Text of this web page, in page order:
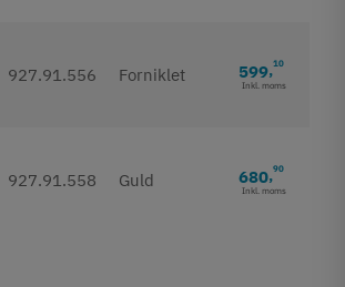
927.91.556 Forniklet 599,10
Inkl. moms
927.91.558 Guld 680,90
Inkl. moms